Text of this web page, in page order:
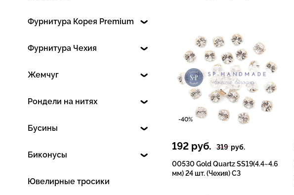
Фурнитура Корея Premium
Фурнитура Чехия
Жемчуг
Рондели на нитях
Бусины
Биконусы
Ювелирные тросики
-40%
192 руб. 319руб.
00530 Gold Quartz SS19(4.4~4.6
мм) 24 шт. (Чехия) СЗ